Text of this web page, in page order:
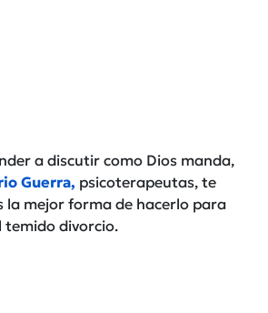
a discutir como Dios manda,
Guerra, psicoterapeutas, te
la mejor forma de hacerlo para
temido divorcio.